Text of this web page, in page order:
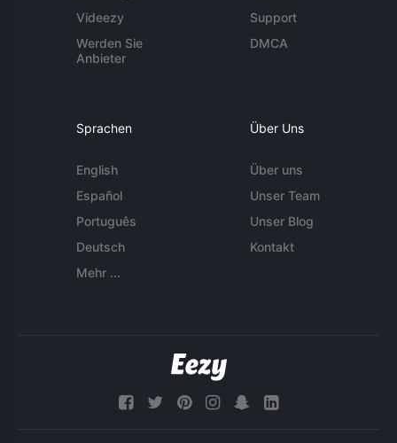
Videezy
Werden Sie
Anbieter
Support
DMCA
Sprachen
English
Español
Português
Deutsch
Mehr ...
Über Uns
Über uns
Unser Team
Unser Blog
Kontakt